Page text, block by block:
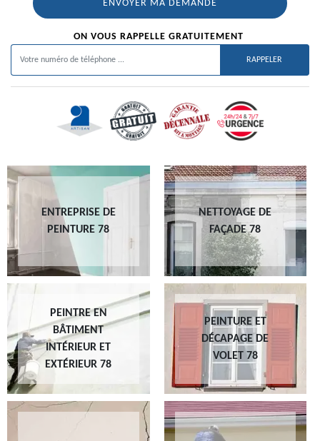
ON VOUS RAPPELLE GRATUITEMENT
ENTREPRISE DE
PEINTURE 78
NETTOYAGE DE
FAÇADE 78
PEINTRE EN
BÂTIMENT
INTÉRIEUR ET
EXTÉRIEUR 78
PEINTURE ET
DÉCAPAGE DE
VOLET 78